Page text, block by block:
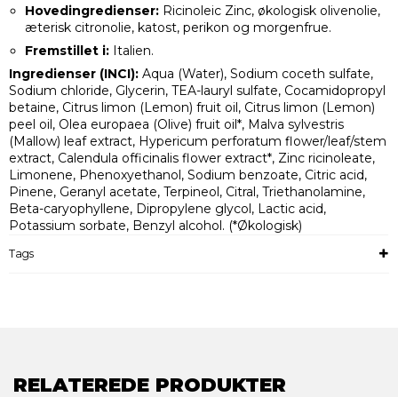
Hovedingredienser:Ricinoleic Zinc, økologisk olivenolie,
æterisk citronolie, katost, perikon og morgenfrue.
Fremstillet i:Italien.
Ingredienser (INCI): Aqua (Water), Sodium coceth sulfate,
Sodium chloride, Glycerin, TEA-lauryl sulfate, Cocamidopropyl
betaine, Citrus limon (Lemon) fruit oil, Citrus limon (Lemon)
peel oil, Olea europaea (Olive) fruit oil*, Malva sylvestris
(Mallow) leaf extract, Hypericum perforatum flower/leaf/stem
extract, Calendula officinalis flower extract*, Zinc ricinoleate,
Limonene, Phenoxyethanol, Sodium benzoate, Citric acid,
Pinene, Geranyl acetate, Terpineol, Citral, Triethanolamine,
Beta-caryophyllene, Dipropylene glycol, Lactic acid,
Potassium sorbate, Benzyl alcohol. (*Økologisk)
Tags
RELATEREDE PRODUKTER